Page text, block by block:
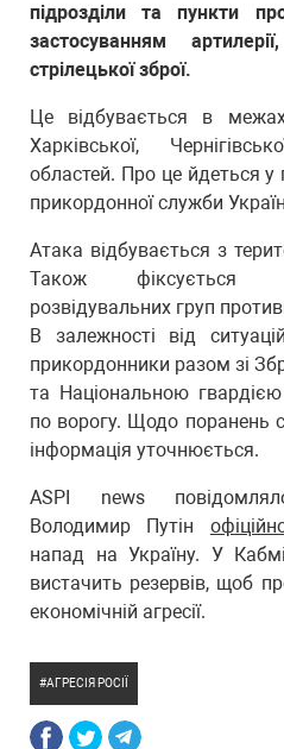
підрозділи та пункти
застосуванням
стрілецької зброї.
Це відбувається в
Харківської,
областей. Про це йдеться у
прикордонної служби
Атака відбувається з
Також фіксується
розвідувальних груп
В залежності від
прикордонники разом зі
та Національною
по ворогу. Щодо поранень
інформація уточнюється.
ASPI news
Володимир Путін
напад на Україну. У
вистачить резервів, щоб
економічній агресії.
АГРЕСІЯ РОСІЇ